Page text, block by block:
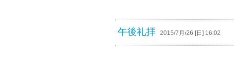
午後礼拝 2015/7月/26 [日] 16:02